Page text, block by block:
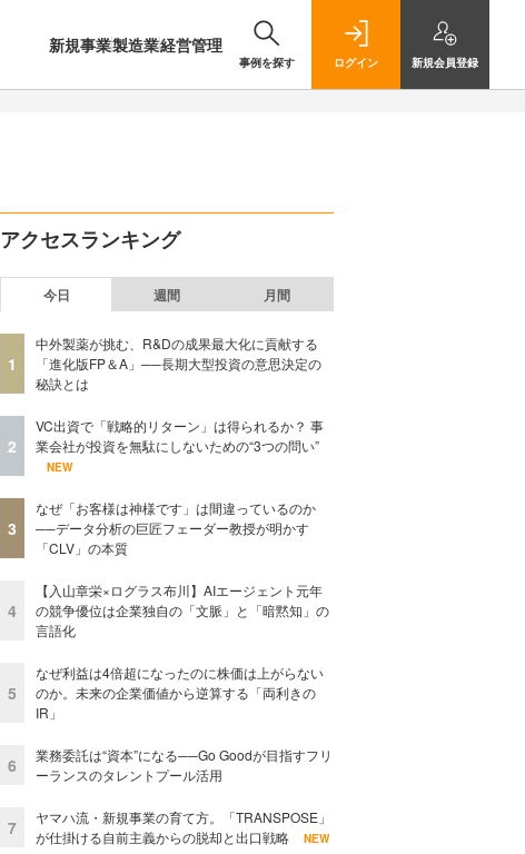
新規事業製造業経営管理
事例を探す ログイン 新規会員登録
アクセスランキング
今日 週間 月間
1
中外製薬が挑む、R&Dの成果最大化に貢献する
「進化版FP＆A」──長期大型投資の意思決定の
秘訣とは
2
VC出資で「戦略的リターン」は得られるか？ 事
業会社が投資を無駄にしないための“3つの問い”
NEW
3
なぜ「お客様は神様です」は間違っているのか
──データ分析の巨匠フェーダー教授が明かす
「CLV」の本質
4
【入山章栄×ログラス布川】AIエージェント元年
の競争優位は企業独自の「文脈」と「暗黙知」の
言語化
5
なぜ利益は4倍超になったのに株価は上がらない
のか。未来の企業価値から逆算する「両利きの
IR」
6
業務委託は“資本”になる──Go Goodが目指すフリ
ーランスのタレントプール活用
7
ヤマハ流・新規事業の育て方。「TRANSPOSE」
が仕掛ける自前主義からの脱却と出口戦略
NEW